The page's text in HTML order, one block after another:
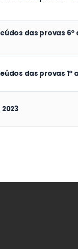
das provas 6º
das provas 1º